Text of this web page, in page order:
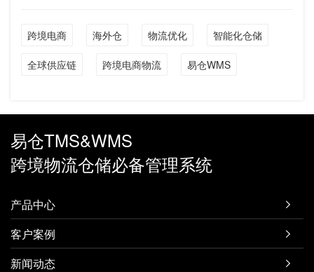
跨境电商 海外仓 物流优化 智能化仓储
全球供应链 跨境电商物流 易仓WMS
易仓TMS&WMS
跨境物流仓储必备管理系统
产品中心 
客户案例 
新闻动态 